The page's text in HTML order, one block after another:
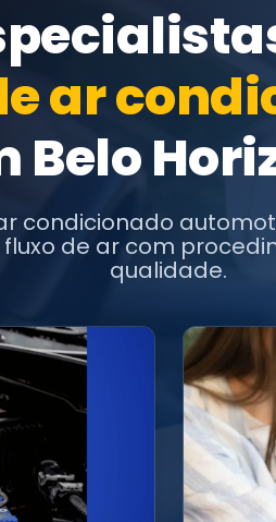
ar
Belo
condicionado
de ar com
qualidade.